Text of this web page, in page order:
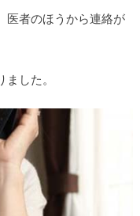
医者のほうから連絡が
ました。